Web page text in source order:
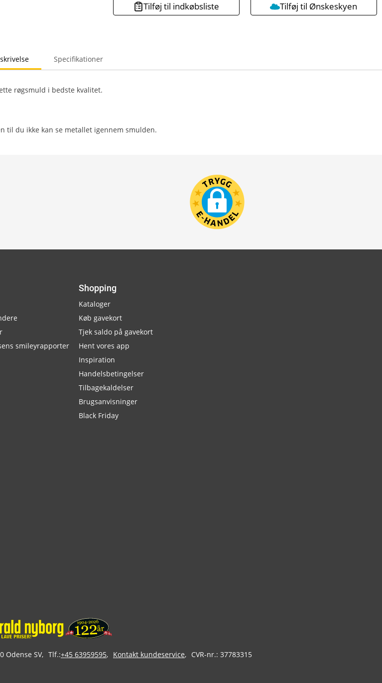
Tilføj til indkøbsliste Tilføj til Ønskeskyen
Specifikationer
røgsmuld i bedste kvalitet.
til du ikke kan se metallet igennem smulden.
smileyrapporter
Shopping
Kataloger
Køb gavekort
Tjek saldo på gavekort
Hent vores app
Inspiration
Handelsbetingelser
Tilbagekaldelser
Brugsanvisninger
Black Friday
Odense SV Tlf.:+45 63959595 Kontakt kundeservice CVR-nr.: 37783315